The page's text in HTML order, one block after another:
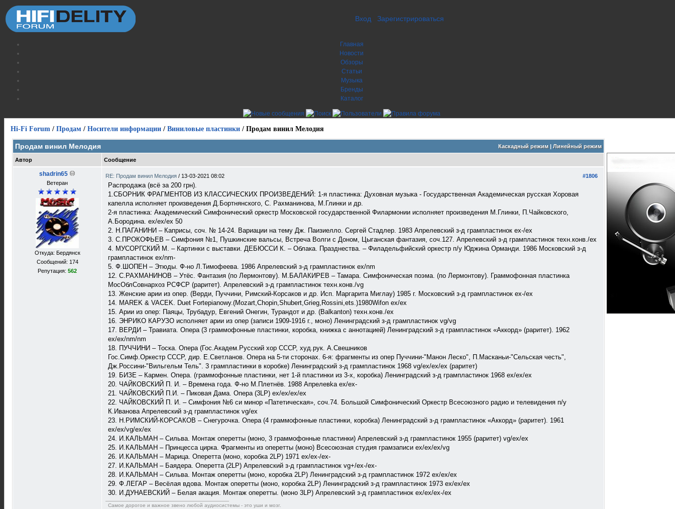
Вход Зарегистрироваться
Главная
Новости
Обзоры
Статьи
Музыка
Бренды
Каталог
Hi-Fi Forum / Продам / Носители информации / Виниловые пластинки / Продам винил Мелодия
Каскадный режим| Линейный режим
Продам винил Мелодия
Автор Сообщение
shadrin65
Ветеран
Откуда: Бердянск
Сообщений: 174
Репутация: 562
#1806
RE: Продам винил Мелодия / 13-03-2021 08:02
Распродажа (всё за 200 грн).
1.CБОРНИК ФРАГМЕНТОВ ИЗ КЛАССИЧЕСКИХ ПРОИЗВЕДЕНИЙ: 1-я пластинка: Духовная музыка - Государственная Академическая русская Хоровая
капелла исполняет произведения Д.Бортнянского, С. Рахманинова, М.Глинки и др.
2-я пластинка: Академический Симфонический оркестр Московской государственной Филармонии исполняет произведения М.Глинки, П.Чайковского,
А.Бородина. ex/ex/ex 50
2. Н.ПАГАНИНИ – Каприсы, соч. № 14-24. Вариации на тему Дж. Паизиелло. Сергей Стадлер. 1983 Апрелевский з-д грампластинок ex-/ex
3. С.ПРОКОФЬЕВ – Симфония №1, Пушкинские вальсы, Встреча Волги с Доном, Цыганская фантазия, соч.127. Апрелевский з-д грампластинок техн.конв./ex
4. МУСОРГСКИЙ М. – Картинки с выставки. ДЕБЮССИ К. – Облака. Празднества. – Филадельфийский оркестр п/у Юджина Орманди. 1986 Московский з-д
грампластинок eх/nm-
5. Ф.ШОПЕН – Этюды. Ф-но Л.Тимофеева. 1986 Апрелевский з-д грампластинок ex/nm
12. С.РАХМАНИНОВ – Утёс. Фантазия (по Лермонтову). М.БAЛАКИРЕВ – Тамара. Симфоническая поэма. (по Лермонтову). Граммофонная пластинка
МосОблСовнархоз РСФСР (раритет). Апрелевский з-д грампластинок техн.конв./vg
13. Женские арии из опер. (Верди, Пуччини, Римский-Корсаков и др. Исп. Маргарита Миглау) 1985 г. Московский з-д грампластинок ex-/ex
14. MAREK & VACEK. Duet Fortepianowy.(Mozart,Chopin,Shubert,Grieg,Rossini,ets.)1980Wifon ex/ex
15. Арии из опер: Паяцы, Трубадур, Евгений Онегин, Турандот и др. (Balkanton) техн.конв./ех
16. ЭНРИКО КАРУЗО исполняет арии из опер (записи 1909-1916 г., моно) Ленинградский з-д грампластинок vg/vg
17. ВЕРДИ – Травиата. Опера (3 граммофонные пластинки, коробка, книжка с аннотацией) Ленинградский з-д грампластинок «Аккорд» (раритет). 1962
ex/ex/nm/nm
18. ПУЧЧИНИ – Тоска. Опера (Гос.Академ.Русский хор СССР, худ.рук. А.Свешников
Гос.Симф.Оркестр СССР, дир. Е.Светланов. Опера на 5-ти сторонах. 6-я: фрагменты из опер Пуччини-"Манон Леско", П.Масканьи-"Сельская честь",
Дж.Россини-"Вильгельм Тель". 3 грампластинки в коробке) Ленинградский з-д грампластинок 1968 vg/ex/ex/ex (раритет)
19. БИЗЕ – Кармен. Опера. (граммофонные пластинки, нет 1-й пластинки из 3-х, коробка) Ленинградский з-д грампластинок 1968 ex/ex/ex
20. ЧАЙКОВСКИЙ П. И. – Времена года. Ф-но М.Плетнёв. 1988 Апрелевka ex/ex-
21. ЧАЙКОВСКИЙ П.И. – Пиковая Дама. Опера (3LP) ex/ex/ex/ex
22. ЧАЙКОВСКИЙ П. И. – Симфония №6 си минор «Патетическая», соч.74. Большой Симфонический Оркестр Всесоюзного радио и телевидения п/у
К.Иванова Апрелевский з-д грампластинок vg/ex
23. Н.РИМСКИЙ-КОРСАКОВ – Снегурочка. Опера (4 граммофонные пластинки, коробка) Ленинградский з-д грампластинок «Аккорд» (раритет). 1961
ex/ex/vg/ex/ex
24. И.КАЛЬМАН – Сильва. Mонтаж оперетты (моно, 3 граммофонные пластинки) Апрелевский з-д грампластинок 1955 (раритет) vg/ex/ex
25. И.КАЛЬМАН – Принцесса цирка. Фрагменты из оперетты (моно) Всесоюзная студия грамзаписи ex/ex/ex/vg
26. И.КАЛЬМАН – Марица. Оперетта (моно, коробка 2LP) 1971 ex/ex-/ex-
27. И.КАЛЬМАН – Баядера. Oперетта (2LP) Апрелевский з-д грампластинок vg+/ex-/ex-
28. И.КАЛЬМАН – Сильва. Mонтаж оперетты (моно, коробка 2LP) Ленинградский з-д грампластинок 1972 ex/ex/ex
29. Ф.ЛЕГАР – Весёлая вдова. Монтаж оперетты (моно, коробка 2LP) Ленинградский з-д грампластинок 1973 ex/ex/ex
30. И.ДУНАЕВСКИЙ – Белая акация. Монтаж оперетты. (моно 3LP) Апрелевский з-д грампластинок ex/ex/ex-/ex
Самое дорогое и важное звено любой аудиосистемы - это уши и мозг.